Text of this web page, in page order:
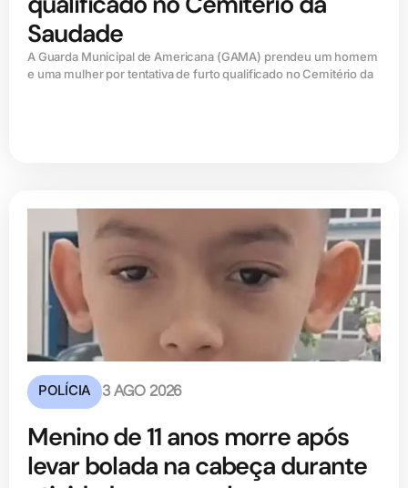
Saudade
A Guarda Municipal de Americana (GAMA) prendeu um homem
e uma mulher por tentativa de furto qualificado no Cemitério da
POLÍCIA 3 AGO 2026
Menino de 11 anos morre após
levar bolada na cabeça durante